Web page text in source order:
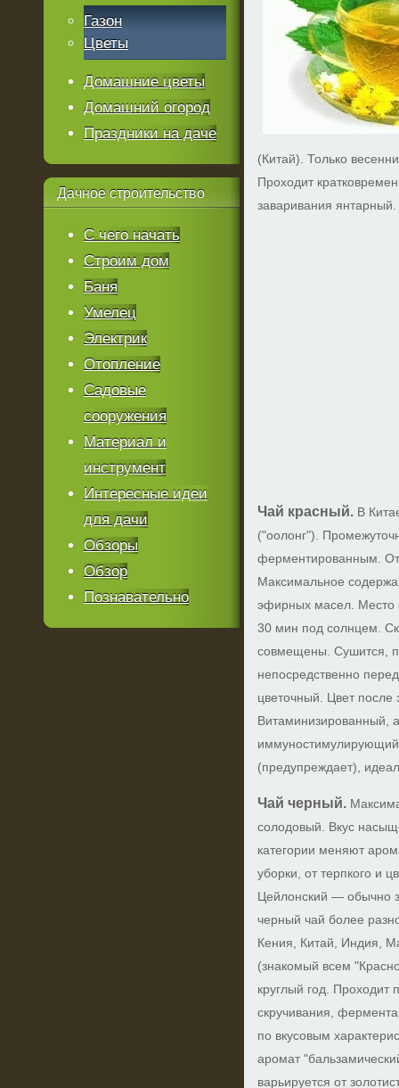
(Китай). Только
Проходит
заваривания
Чай красный. В
("оолонг").
ферментированным.
Максимальное
эфирных масел.
30 мин под солнцем.
совмещены. Сушится,
непосредственно
цветочный. Цвет после
Витаминизированный,
(предупреждает),
Чай черный.
солодовый. Вкус
категории меняют
уборки, от терпкого и
Цейлонский — обычно
черный чай более
Кения, Китай, Индия,
(знакомый всем
круглый год. Проходит
скручивания,
по вкусовым
аромат
варьируется от
Газон
Цветы
Домашние цветы
Домашний огород
Праздники на даче
Дачное строительство
С чего начать
Строим дом
Баня
Умелец
Электрик
Отопление
Садовые
сооружения
Материал и
инструмент
Интересные идеи
для дачи
Обзоры
Обзор
Познавательно